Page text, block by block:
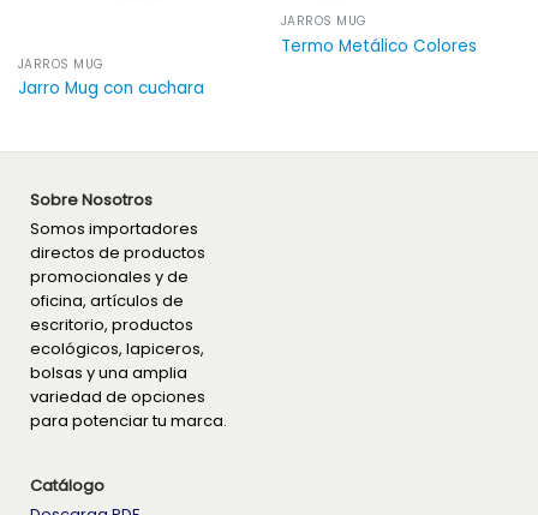
JARROS MUG
Jarro Mug con cuchara
JARROS MUG
Termo Metálico Colores
Sobre Nosotros
Somos importadores
directos de productos
promocionales y de
oficina, artículos de
escritorio, productos
ecológicos, lapiceros,
bolsas y una amplia
variedad de opciones
para potenciar tu marca.
Catálogo